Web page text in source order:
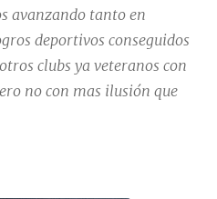
avanzando tanto en
deportivos conseguidos
clubs ya veteranos con
no con mas ilusión que